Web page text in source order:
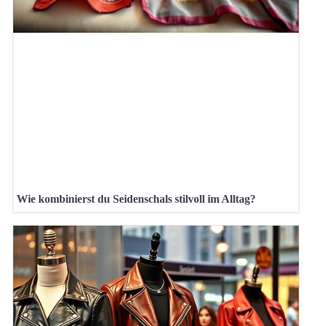
Wie kombinierst du Seidenschals stilvoll im Alltag?